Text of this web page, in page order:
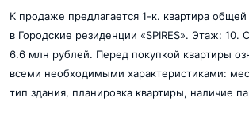
К продаже предлагается 1-к. квартира
в Городские резиденции «SPIRES». Этаж: 10.
6.6 млн рублей. Перед покупкой квартиры
всеми необходимыми характеристиками:
тип здания, планировка квартиры, наличие